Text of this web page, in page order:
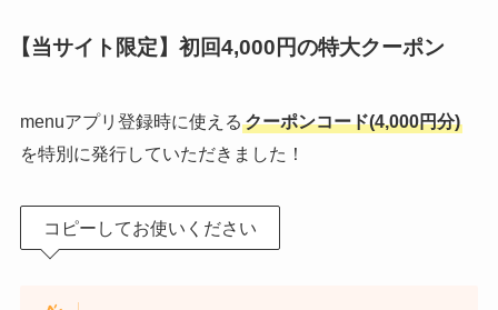
【当サイト限定】初回4,000円の特大クーポン
menuアプリ登録時に使える クーポンコード(4,000円分)
を特別に発行していただきました！
コピーしてお使いください